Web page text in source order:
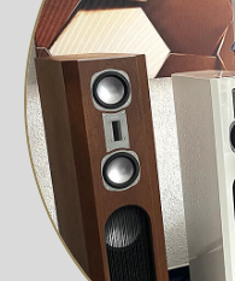
hochwertigen
Entwicklung des T1
Zusammenfassend
Design kombiniert.
HiFi-Anlage perfekt
Standard
NEUE
Erhältlich in